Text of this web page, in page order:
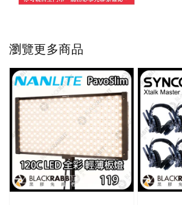
瀏覽更多商品